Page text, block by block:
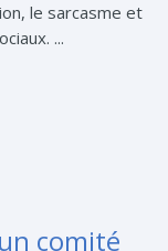
le sarcasme et
...
comité